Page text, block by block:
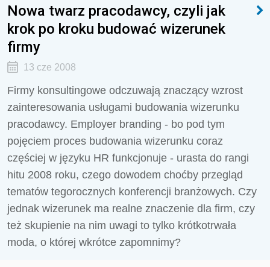
Nowa twarz pracodawcy, czyli jak
krok po kroku budować wizerunek
firmy
13 cze 2008
Firmy konsultingowe odczuwają znaczący wzrost
zainteresowania usługami budowania wizerunku
pracodawcy. Employer branding - bo pod tym
pojęciem proces budowania wizerunku coraz
częściej w języku HR funkcjonuje - urasta do rangi
hitu 2008 roku, czego dowodem choćby przegląd
tematów tegorocznych konferencji branżowych. Czy
jednak wizerunek ma realne znaczenie dla firm, czy
też skupienie na nim uwagi to tylko krótkotrwała
moda, o której wkrótce zapomnimy?